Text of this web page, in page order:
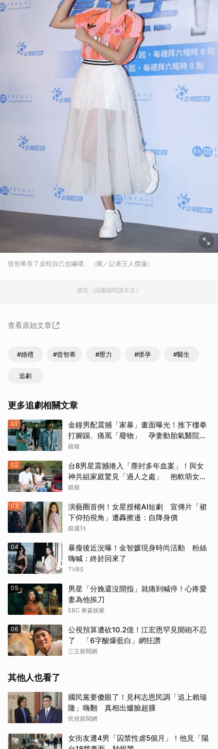
曾智希長了皮蛇自己也嚇壞。（圖／記者王人傑攝）
廣告（請繼續閱讀本文）
查看原始文章
#婚禮 #曾智希 #壓力 #懷孕 #醫生
追劇
更多追劇相關文章
01
金鐘男配震撼「家暴」畫面曝光！推下樓拳
打腳踢、痛罵「廢物」 孕妻動胎氣醫院爆
激烈衝突
鏡報
02
台8男星震撼捲入「塵封多年血案」！與女
神共組家庭驚見「過人之處」 抱軟萌女娃
動念再拚一胎
鏡報
03
演藝圈首例！女星授權AI短劇 宣傳片「裙
下仰拍視角」遭轟擦邊：自降身價
鏡週刊
04
暴瘦後近況曝！金智媛現身時尚活動 粉絲
嗨喊：終於回來了
TVBS
05
男星「分娩還沒開指」就痛到喊停！心疼愛
妻為他挨刀
EBC 東森娛樂
06
公視預算遭砍10.2億！江宏恩罕見開砲不忍
了 「6字酸爆藍白」網狂讚
三立新聞網
其他人也看了
國民黨要傻眼了！見柯志恩民調「追上賴瑞
隆」嗨翻 真相出爐臉超腫
民視新聞網
女街友遭4男「囚禁性虐5個月」！他見「陽